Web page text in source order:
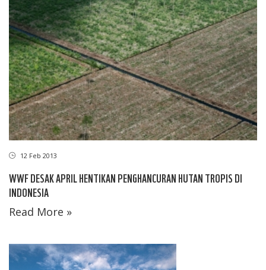
12 Feb 2013
WWF DESAK APRIL HENTIKAN PENGHANCURAN HUTAN TROPIS DI
INDONESIA
Read More »